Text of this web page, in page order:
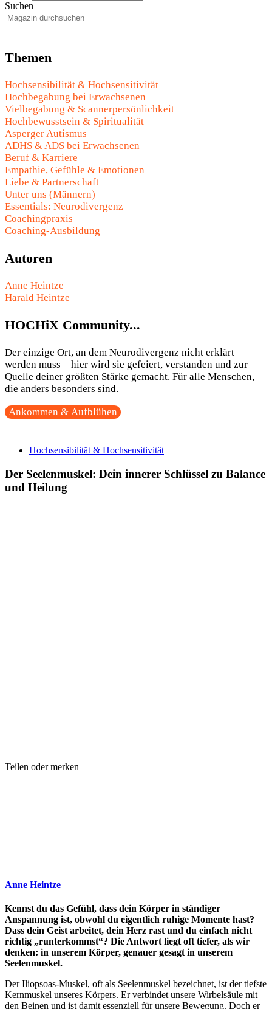
Suchen
Themen
Hochsensibilität & Hochsensitivität
Hochbegabung bei Erwachsenen
Vielbegabung & Scannerpersönlichkeit
Hochbewusstsein & Spiritualität
Asperger Autismus
ADHS & ADS bei Erwachsenen
Beruf & Karriere
Empathie, Gefühle & Emotionen
Liebe & Partnerschaft
Unter uns (Männern)
Essentials: Neurodivergenz
Coachingpraxis
Coaching-Ausbildung
Autoren
Anne Heintze
Harald Heintze
HOCHiX Community...
Der einzige Ort, an dem Neurodivergenz nicht erklärt
werden muss – hier wird sie gefeiert, verstanden und zur
Quelle deiner größten Stärke gemacht. Für alle Menschen,
die anders besonders sind.
Ankommen & Aufblühen
Hochsensibilität & Hochsensitivität
Der Seelenmuskel: Dein innerer Schlüssel zu Balance
und Heilung
Teilen oder merken
Anne Heintze
Kennst du das Gefühl, dass dein Körper in ständiger
Anspannung ist, obwohl du eigentlich ruhige Momente hast?
Dass dein Geist arbeitet, dein Herz rast und du einfach nicht
richtig „runterkommst“? Die Antwort liegt oft tiefer, als wir
denken: in unserem Körper, genauer gesagt in unserem
Seelenmuskel.
Der Iliopsoas-Muskel, oft als Seelenmuskel bezeichnet, ist der tiefste
Kernmuskel unseres Körpers. Er verbindet unsere Wirbelsäule mit
den Beinen und ist damit essenziell für unsere Bewegung. Doch er